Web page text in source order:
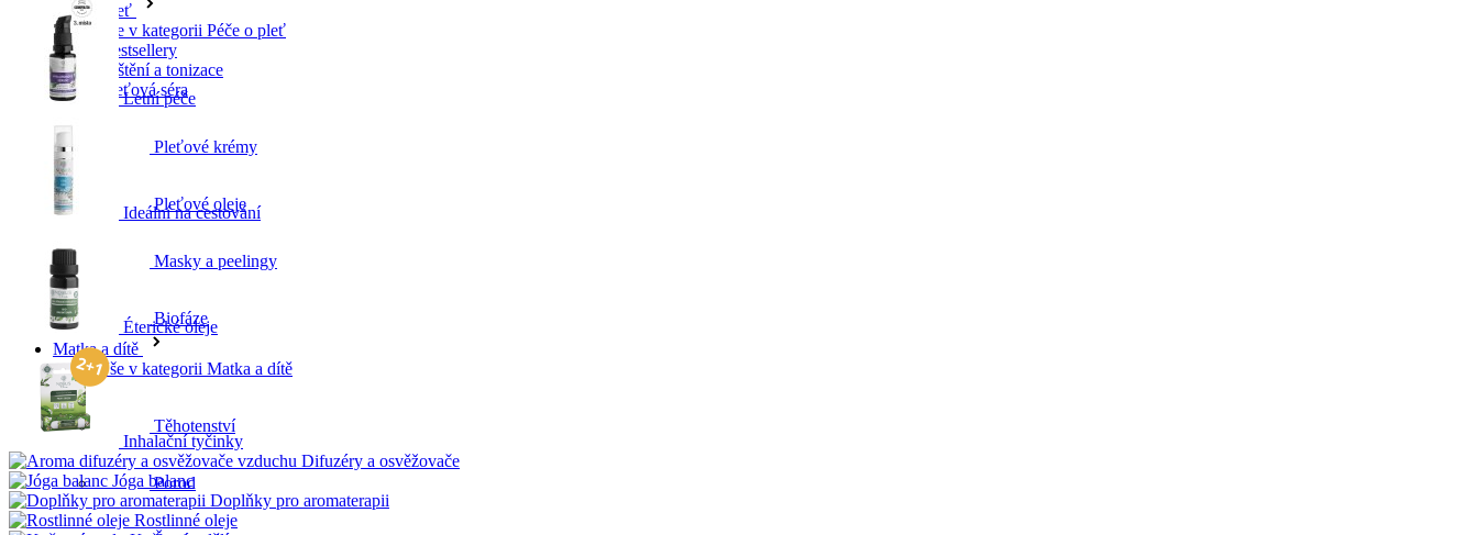
Letní péče
Ideální na cestování
Éterické oleje
Inhalační tyčinky
Difuzéry a osvěžovače
Jóga balanc
Doplňky pro aromaterapii
Rostlinné oleje
Péče o pleť
Vše v kategorii Péče o pleť
Bestsellery
Čištění a tonizace
Pleťová séra
Pleťové krémy
Pleťové oleje
Masky a peelingy
Biofáze
Matka a dítě
Vše v kategorii Matka a dítě
Těhotenství
Porod